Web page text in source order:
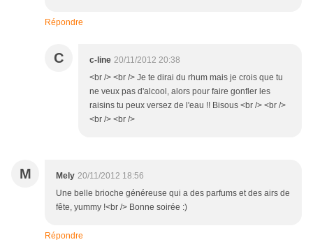
Répondre
C c-line 20/11/2012 20:38
<br /> <br /> Je te dirai du rhum mais je crois que tu
ne veux pas d'alcool, alors pour faire gonfler les
raisins tu peux versez de l'eau !! Bisous <br /> <br />
<br /> <br />
M Mely 20/11/2012 18:56
Une belle brioche généreuse qui a des parfums et des airs de
fête, yummy !<br /> Bonne soirée :)
Répondre